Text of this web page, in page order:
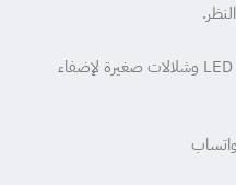
يمكن دمج تقنيات حديثة مثل أضواء LED وشلالات صغيرة لإضفاء